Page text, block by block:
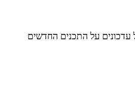
עדכונים על התכנים החדשים